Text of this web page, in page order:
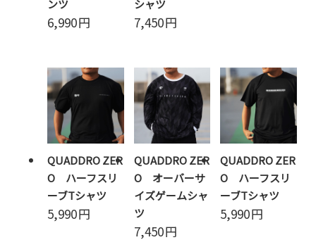
ンツ
6,990円
シャツ
7,450円
QUADDRO ZER
O ハーフスリ
ーブTシャツ
5,990円
QUADDRO ZER
O オーバーサ
イズゲームシャ
ツ
7,450円
QUADDRO ZER
O ハーフスリ
ーブTシャツ
5,990円